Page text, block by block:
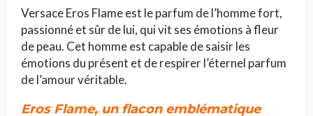
Versace Eros Flame est le parfum de l’homme fort,
passionné et sûr de lui, qui vit ses émotions à fleur
de peau. Cet homme est capable de saisir les
émotions du présent et de respirer l’éternel parfum
de l’amour véritable.
Eros Flame, un flacon emblématique